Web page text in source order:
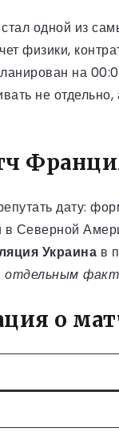
стал одной из
физики,
на
не
дату:
Северной
Украина в
о